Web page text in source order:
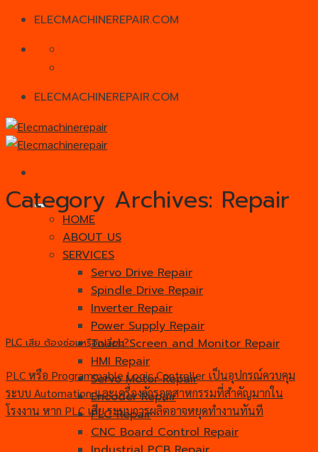
Skip
content
ELECMACHINEREPAIR.COM
ELECMACHINEREPAIR.COM
HOME
ABOUT US
SERVICES
Servo Drive Repair
Spindle Drive Repair
Inverter Repair
Power Supply Repair
Touch Screen and Monitor Repair
HMI Repair
Servo Motor Repair
Encoder Repair
PLC Repair
CNC Board Control Repair
Category Archives: Repair
PLC เสีย ต้องซ่อมหรือเปลี่ยน?
PLC หรือ Programmable Logic Controller เป็นอุปกรณ์ควบคุม
ระบบ Automation และเครื่องจักรอุตสาหกรรมที่สำคัญมากใน
โรงงาน หาก PLC เสีย ระบบการผลิตอาจหยุดทำงานทันที